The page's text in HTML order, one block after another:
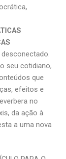
seu cotidiano,
que
efeitos e
no
da ação à
a uma nova